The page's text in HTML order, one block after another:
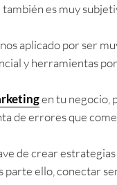
es muy
aplicado por ser
y herramientas
en tu negocio,
de errores que
de crear
ello, conectar